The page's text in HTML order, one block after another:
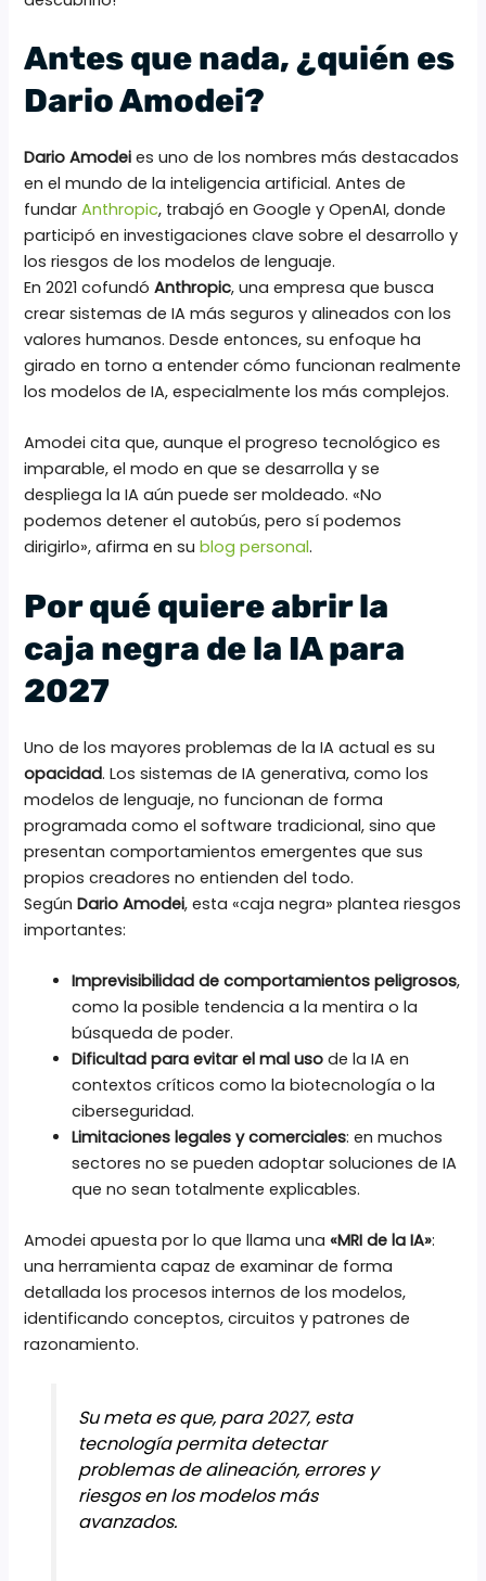
Antes que nada, ¿quién es
Dario Amodei?
Dario Amodei es uno de los nombres más destacados
en el mundo de la inteligencia artificial. Antes de
fundarAnthropic, trabajó en Google y OpenAI, donde
participó en investigaciones clave sobre el desarrollo y
los riesgos de los modelos de lenguaje.
En 2021 cofundóAnthropic, una empresa que busca
crear sistemas de IA más seguros y alineados con los
valores humanos. Desde entonces, su enfoque ha
girado en torno a entender cómo funcionan realmente
los modelos de IA, especialmente los más complejos.
Amodei cita que, aunque el progreso tecnológico es
imparable, el modo en que se desarrolla y se
despliega la IA aún puede ser moldeado. «No
podemos detener el autobús, pero sí podemos
dirigirlo», afirma en sublog personal.
Por qué quiere abrir la
caja negra de la IA para
2027
Uno de los mayores problemas de la IA actual es su
opacidad. Los sistemas de IA generativa, como los
modelos de lenguaje, no funcionan de forma
programada como el software tradicional, sino que
presentan comportamientos emergentes que sus
propios creadores no entienden del todo.
SegúnDario Amodei, esta «caja negra» plantea riesgos
importantes:
Imprevisibilidad de comportamientos peligrosos,
como la posible tendencia a la mentira o la
búsqueda de poder.
Dificultad para evitar el mal uso de la IA en
contextos críticos como la biotecnología o la
ciberseguridad.
Limitaciones legales y comerciales: en muchos
sectores no se pueden adoptar soluciones de IA
que no sean totalmente explicables.
Amodei apuesta por lo que llama una«MRI de la IA»:
una herramienta capaz de examinar de forma
detallada los procesos internos de los modelos,
identificando conceptos, circuitos y patrones de
razonamiento.
Su meta es que, para 2027, esta
tecnología permita detectar
problemas de alineación, errores y
riesgos en los modelos más
avanzados.